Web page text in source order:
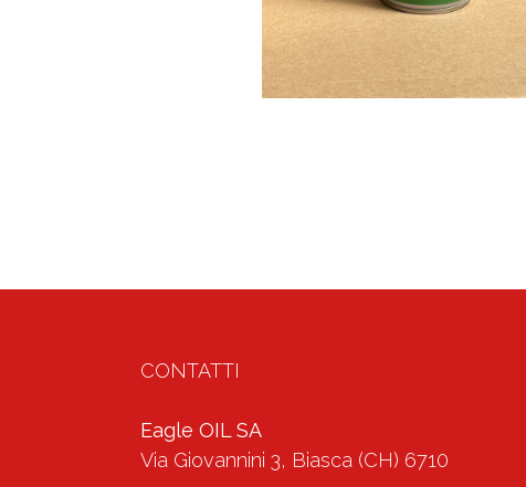
CONTATTI
Eagle OIL SA
Via Giovannini 3, Biasca (CH) 6710